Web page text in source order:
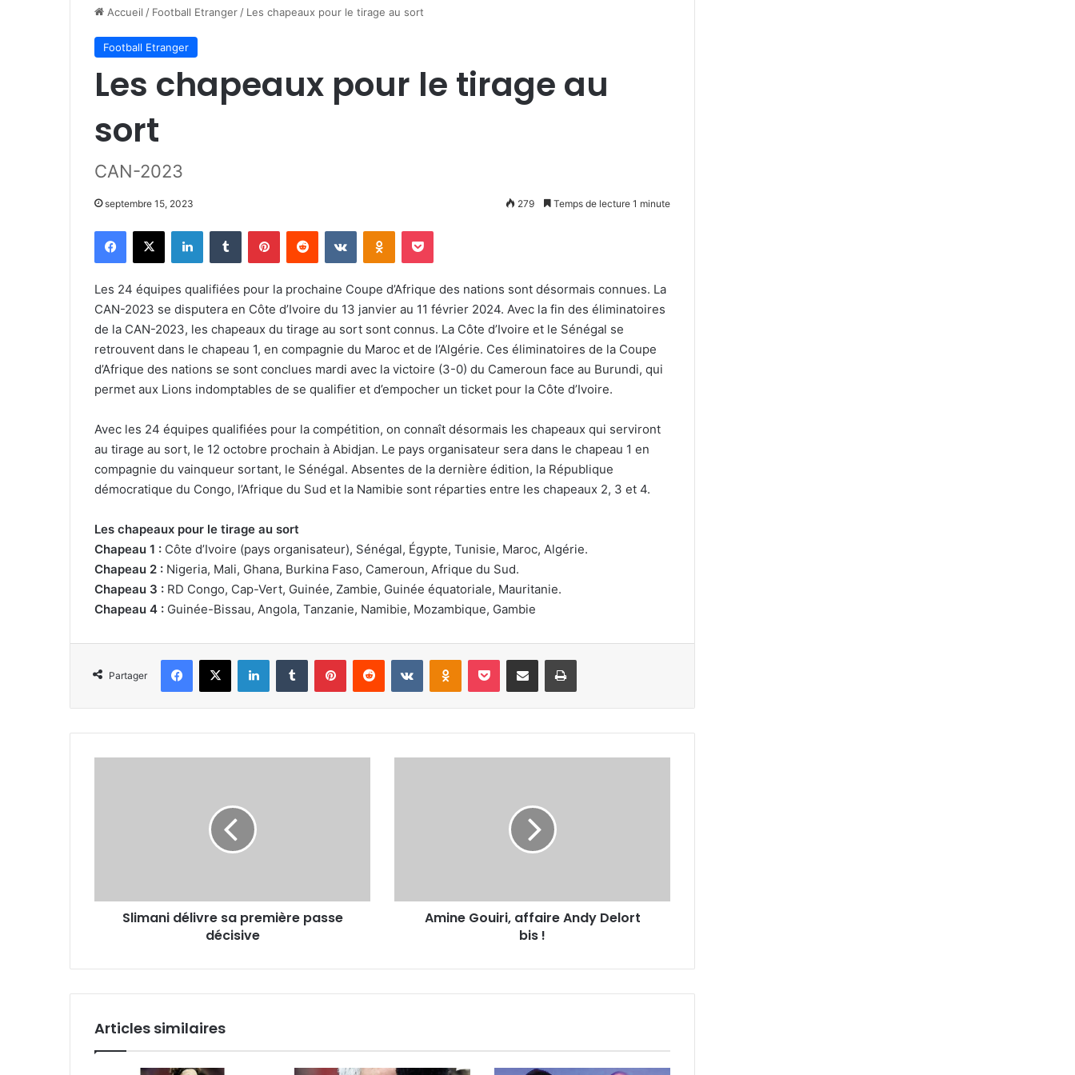
Accueil / Football Etranger / Les chapeaux pour le tirage au sort
Football Etranger
Les chapeaux pour le tirage au
sort
CAN-2023
septembre 15, 2023 279 Temps de lecture 1 minute
Facebook
X LinkedinTumblr PinterestReddit VKontakteOdnoklassniki
Pocket
Les 24 équipes qualifiées pour la prochaine Coupe d’Afrique des nations sont désormais connues. La
CAN-2023 se disputera en Côte d’Ivoire du 13 janvier au 11 février 2024. Avec la fin des éliminatoires
de la CAN-2023, les chapeaux du tirage au sort sont connus. La Côte d’Ivoire et le Sénégal se
retrouvent dans le chapeau 1, en compagnie du Maroc et de l’Algérie. Ces éliminatoires de la Coupe
d’Afrique des nations se sont conclues mardi avec la victoire (3-0) du Cameroun face au Burundi, qui
permet aux Lions indomptables de se qualifier et d’empocher un ticket pour la Côte d’Ivoire.
Avec les 24 équipes qualifiées pour la compétition, on connaît désormais les chapeaux qui serviront
au tirage au sort, le 12 octobre prochain à Abidjan. Le pays organisateur sera dans le chapeau 1 en
compagnie du vainqueur sortant, le Sénégal. Absentes de la dernière édition, la République
démocratique du Congo, l’Afrique du Sud et la Namibie sont réparties entre les chapeaux 2, 3 et 4.
Les chapeaux pour le tirage au sort
Chapeau 1 : Côte d’Ivoire (pays organisateur), Sénégal, Égypte, Tunisie, Maroc, Algérie.
Chapeau 2 : Nigeria, Mali, Ghana, Burkina Faso, Cameroun, Afrique du Sud.
Chapeau 3 : RD Congo, Cap-Vert, Guinée, Zambie, Guinée équatoriale, Mauritanie.
Chapeau 4 : Guinée-Bissau, Angola, Tanzanie, Namibie, Mozambique, Gambie
Partager
Facebook
X LinkedinTumblr PinterestReddit VKontakteOdnoklassniki
Pocket Partager par email Imprimer
Slimani délivre sa première passe
décisive
Amine Gouiri, affaire Andy Delort
bis !
Articles similaires